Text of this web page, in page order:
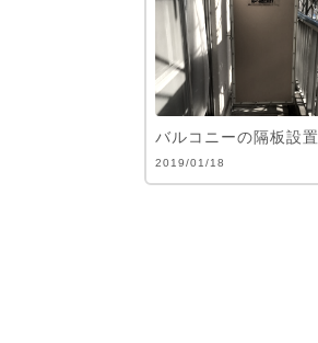
バルコニーの隔板設置
2019/01/18